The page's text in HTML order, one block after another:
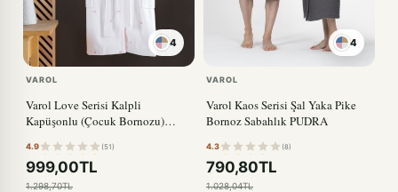
4
VAROL
Varol Love Serisi Kalpli
Kapüşonlu (Çocuk Bornozu)
4.9 (51)
999,00TL
1.298,70TL
4
PUDRA
VAROL
Varol Kaos Serisi Şal Yaka Pike
Bornoz Sabahlık PUDRA
4.3 (8)
790,80TL
1.028,04TL